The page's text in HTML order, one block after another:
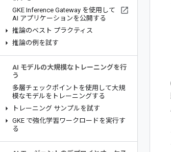
GKE Inference Gateway を使用して
AI アプリケーションを公開する
推論のベスト プラクティス
推論の例を試す
AI モデルの大規模なトレーニングを行
う
多層チェックポイントを使用して大規
模なモデルをトレーニングする
トレーニング サンプルを試す
GKE で強化学習ワークロードを実行す
る